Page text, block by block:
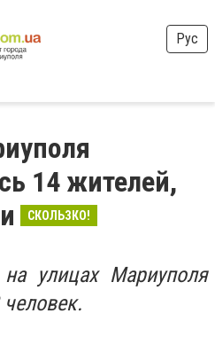
Рус
14 жителей,
СКОЛЬЗКО!
улицах Мариуполя